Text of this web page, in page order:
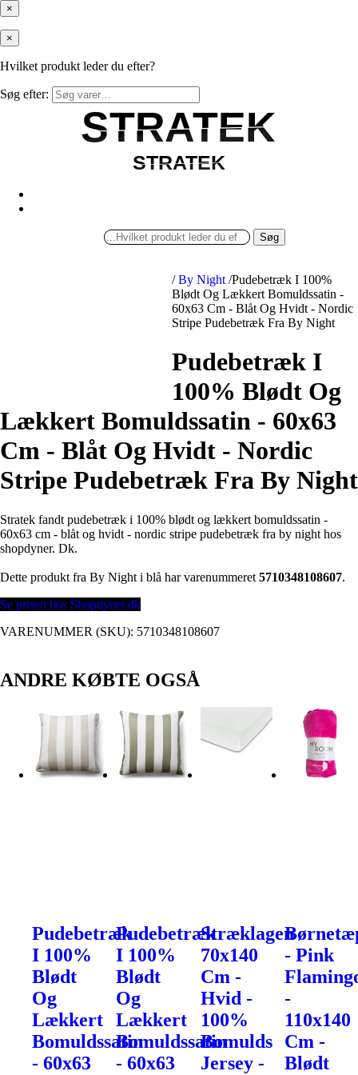
×
×
Hvilket produkt leder du efter?
Søg efter:
STRATEK
STRATEK
STRATEK
STRATEK
Søg
/ By Night /Pudebetræk I 100%
Blødt Og Lækkert Bomuldssatin -
60x63 Cm - Blåt Og Hvidt - Nordic
Stripe Pudebetræk Fra By Night
Pudebetræk I
100% Blødt Og
Lækkert Bomuldssatin - 60x63
Cm - Blåt Og Hvidt - Nordic
Stripe Pudebetræk Fra By Night
Stratek fandt pudebetræk i 100% blødt og lækkert bomuldssatin -
60x63 cm - blåt og hvidt - nordic stripe pudebetræk fra by night hos
shopdyner. Dk.
Dette produkt fra By Night i blå har varenummeret 5710348108607.
Se prisen hos Shopdyner.dk
VARENUMMER (SKU): 5710348108607
ANDRE KØBTE OGSÅ
Pudebetræk
I 100%
Blødt
Og
Lækkert
Bomuldssatin
- 60x63
Pudebetræk
I 100%
Blødt
Og
Lækkert
Bomuldssatin
- 60x63
Stræklagen
70x140
Cm -
Hvid -
100%
Bomulds
Jersey -
- Pink
-
110x140
Cm -
Blødt